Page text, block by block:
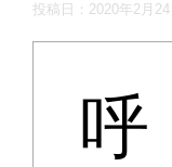
投稿日： 2020年2月24
呼